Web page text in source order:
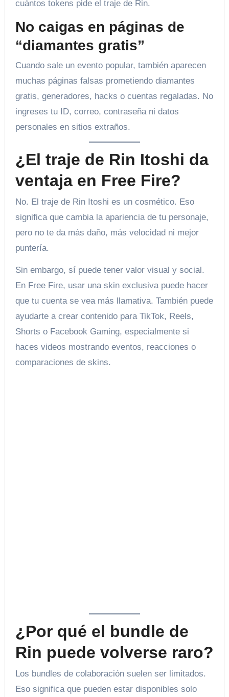
cuántos tokens pide el traje de Rin.
No caigas en páginas de
“diamantes gratis”
Cuando sale un evento popular, también aparecen
muchas páginas falsas prometiendo diamantes
gratis, generadores, hacks o cuentas regaladas. No
ingreses tu ID, correo, contraseña ni datos
personales en sitios extraños.
¿El traje de Rin Itoshi da
ventaja en Free Fire?
No. El traje de Rin Itoshi es un cosmético. Eso
significa que cambia la apariencia de tu personaje,
pero no te da más daño, más velocidad ni mejor
puntería.
Sin embargo, sí puede tener valor visual y social.
En Free Fire, usar una skin exclusiva puede hacer
que tu cuenta se vea más llamativa. También puede
ayudarte a crear contenido para TikTok, Reels,
Shorts o Facebook Gaming, especialmente si
haces videos mostrando eventos, reacciones o
comparaciones de skins.
¿Por qué el bundle de
Rin puede volverse raro?
Los bundles de colaboración suelen ser limitados.
Eso significa que pueden estar disponibles solo